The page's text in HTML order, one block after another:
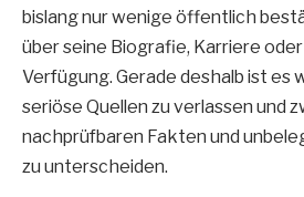
bislang nur wenige öffentlich
über seine Biografie, Karriere
Verfügung. Gerade deshalb ist es
seriöse Quellen zu verlassen und
nachprüfbaren Fakten und
zu unterscheiden.